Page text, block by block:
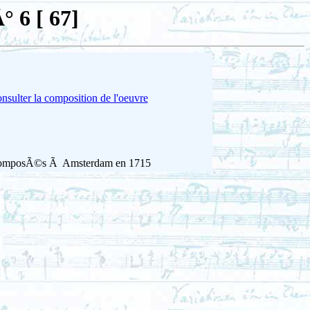
6 [ 67]
la composition de l'oeuvre
Ã Amsterdam en 1715